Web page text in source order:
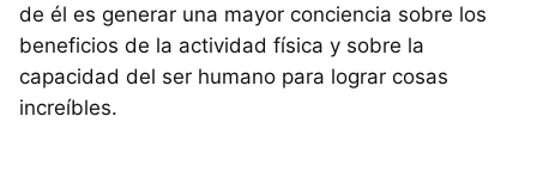
de él es generar una mayor conciencia sobre los
beneficios de la actividad física y sobre la
capacidad del ser humano para lograr cosas
increíbles.